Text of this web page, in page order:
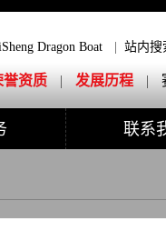
Dragon Boat 站内搜
誉资质 | 发展历程 |
联系